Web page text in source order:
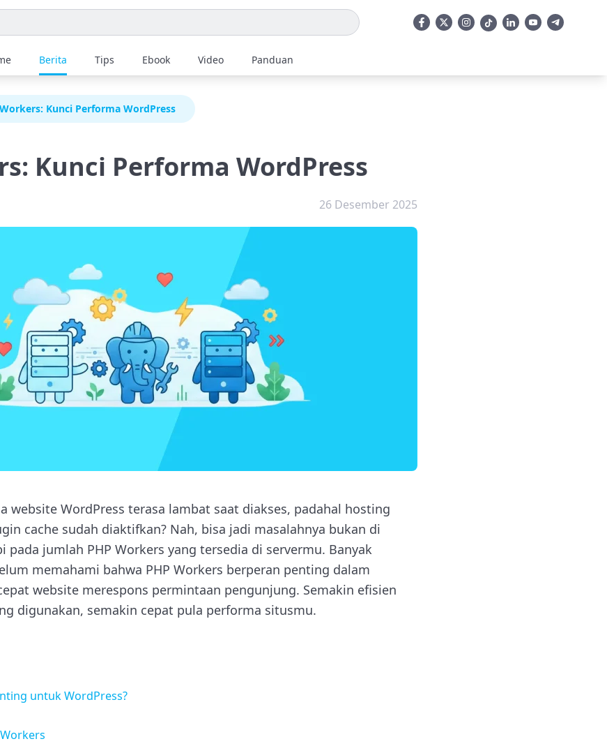
Berita Tips Ebook Video Panduan
Kunci Performa WordPress
Kunci Performa WordPress
26 Desember 2025
website WordPress terasa lambat saat diakses, padahal hosting
cache sudah diaktifkan? Nah, bisa jadi masalahnya bukan di
jumlah PHP Workers yang tersedia di servermu. Banyak
memahami bahwa PHP Workers berperan penting dalam
website merespons permintaan pengunjung. Semakin efisien
digunakan, semakin cepat pula performa situsmu.
untuk WordPress?